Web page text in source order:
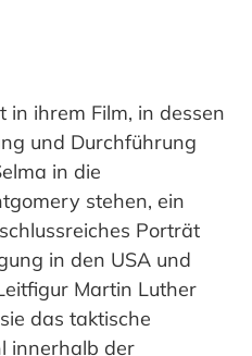
in ihrem Film, in dessen
und Durchführung
in die
stehen, ein
Porträt
in den USA und
Martin Luther
das taktische
innerhalb der